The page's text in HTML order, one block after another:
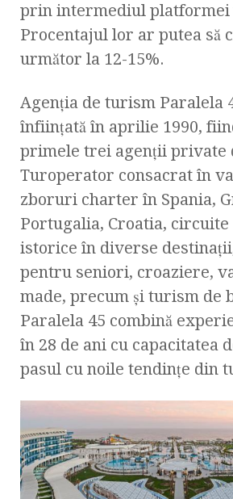
prin intermediul platformei
Procentajul lor ar putea să
următor la 12-15%.
Agenţia de turism Paralela
înființată în aprilie 1990,
primele trei agenții private
Turoperator consacrat în
zboruri charter în Spania,
Portugalia, Croatia,
istorice în diverse
pentru seniori, croaziere,
made, precum şi turism de
Paralela 45 combină
în 28 de ani cu capacitatea
pasul cu noile tendințe din